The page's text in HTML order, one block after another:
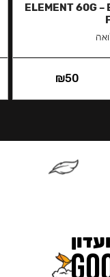
ELEMENT 60G –
₪50